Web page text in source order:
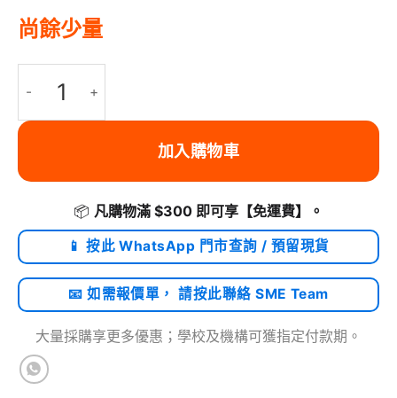
尚餘少量
加入購物車
📦 凡購物滿 $300 即可享 【免運費】 。
📱 按此 WhatsApp 門市查詢 / 預留現貨
📧 如需報價單， 請按此聯絡 SME Team
大量採購享更多優惠；學校及機構可獲指定付款期。